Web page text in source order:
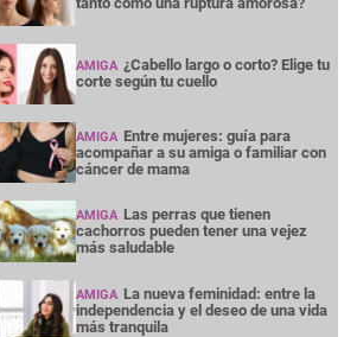
AMIGA ¿Cabello largo o corto? Elige tu
corte según tu cuello
AMIGA Entre mujeres: guía para
acompañar a su amiga o familiar con
cáncer de mama
AMIGA Las perras que tienen
cachorros pueden tener una vejez
más saludable
AMIGA La nueva feminidad: entre la
independencia y el deseo de una vida
más tranquila